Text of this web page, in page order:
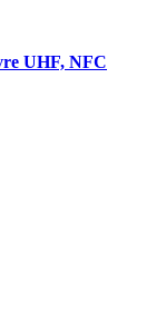
UHF, NFC